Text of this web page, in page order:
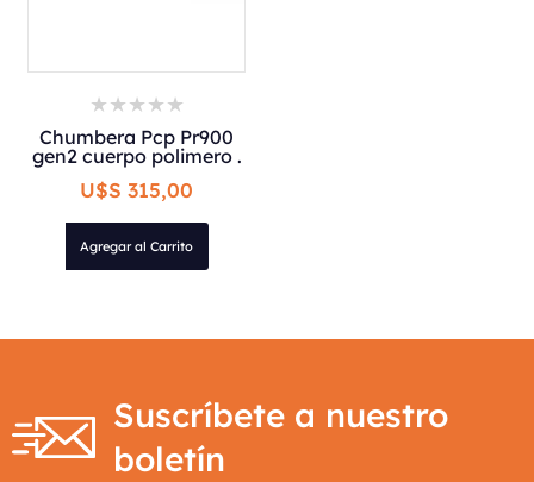
Chumbera Pcp Pr900
gen2 cuerpo polimero .
U$S 315,00
Agregar al Carrito
Suscríbete a nuestro
boletín